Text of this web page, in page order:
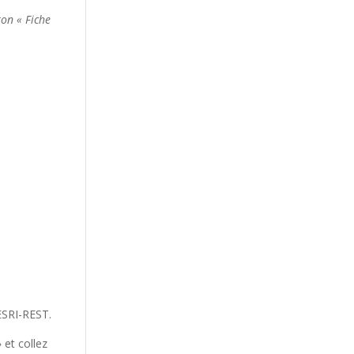
« Fiche
REST.
et collez